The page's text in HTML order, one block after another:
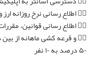
۶⃣ اطلاع رسانی نرخ روزانه ارز و نمایشگاهها
۷⃣ اطلاع رسانی قوانین، مقررات، بخشنامه ها واخبار مصوبات
۸⃣ و قرعه کشی ماهانه از
۵۰ درصد به ۱۰ نفر